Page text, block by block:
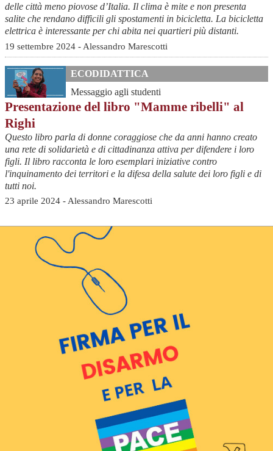
delle città meno piovose d’Italia. Il clima è mite e non presenta
salite che rendano difficili gli spostamenti in bicicletta. La bicicletta
elettrica è interessante per chi abita nei quartieri più distanti.
19 settembre 2024 - Alessandro Marescotti
ECODIDATTICA
Messaggio agli studenti
Presentazione del libro "Mamme ribelli" al
Righi
Questo libro parla di donne coraggiose che da anni hanno creato
una rete di solidarietà e di cittadinanza attiva per difendere i loro
figli. Il libro racconta le loro esemplari iniziative contro
l'inquinamento dei territori e la difesa della salute dei loro figli e di
tutti noi.
23 aprile 2024 - Alessandro Marescotti